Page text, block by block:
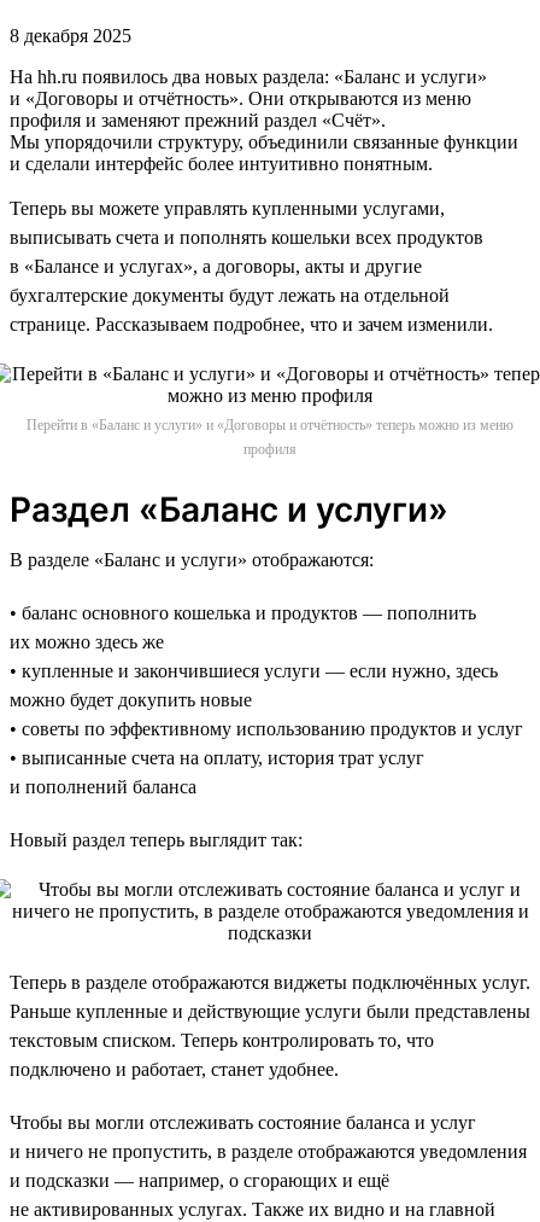
8 декабря 2025
На hh.ru появилось два новых раздела: «Баланс и услуги»
и «Договоры и отчётность». Они открываются из меню
профиля и заменяют прежний раздел «Счёт».
Мы упорядочили структуру, объединили связанные функции
и сделали интерфейс более интуитивно понятным.
Теперь вы можете управлять купленными услугами,
выписывать счета и пополнять кошельки всех продуктов
в «Балансе и услугах», а договоры, акты и другие
бухгалтерские документы будут лежать на отдельной
странице. Рассказываем подробнее, что и зачем изменили.
Перейти в «Баланс и услуги» и «Договоры и отчётность» теперь можно из меню
профиля
Раздел «Баланс и услуги»
В разделе «Баланс и услуги» отображаются:
• баланс основного кошелька и продуктов — пополнить
их можно здесь же
• купленные и закончившиеся услуги — если нужно, здесь
можно будет докупить новые
• советы по эффективному использованию продуктов и услуг
• выписанные счета на оплату, история трат услуг
и пополнений баланса
Новый раздел теперь выглядит так:
Теперь в разделе отображаются виджеты подключённых услуг.
Раньше купленные и действующие услуги были представлены
текстовым списком. Теперь контролировать то, что
подключено и работает, станет удобнее.
Чтобы вы могли отслеживать состояние баланса и услуг
и ничего не пропустить, в разделе отображаются уведомления
и подсказки — например, о сгорающих и ещё
не активированных услугах. Также их видно и на главной